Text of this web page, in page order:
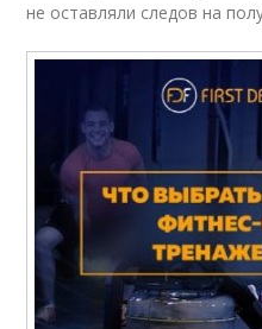
не оставляли следов на